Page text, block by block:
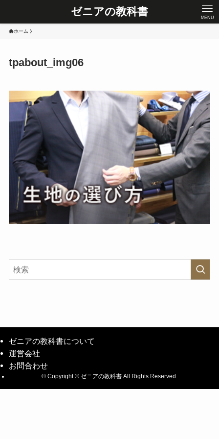
ゼニアの教科書 MENU
ホーム
tpabout_img06
ゼニアの教科書について
運営会社
お問合わせ
© Copyright © ゼニアの教科書 All Rights Reserved.